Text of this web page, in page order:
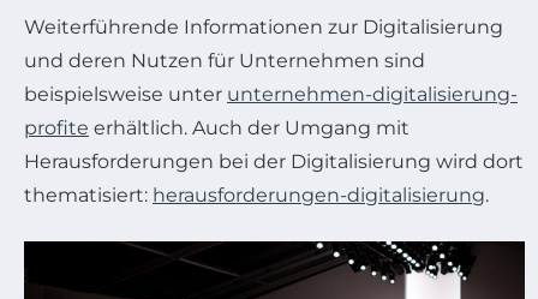
Weiterführende Informationen zur Digitalisierung
und deren Nutzen für Unternehmen sind
beispielsweise unter unternehmen-digitalisierung-
profite erhältlich. Auch der Umgang mit
Herausforderungen bei der Digitalisierung wird dort
thematisiert: herausforderungen-digitalisierung.